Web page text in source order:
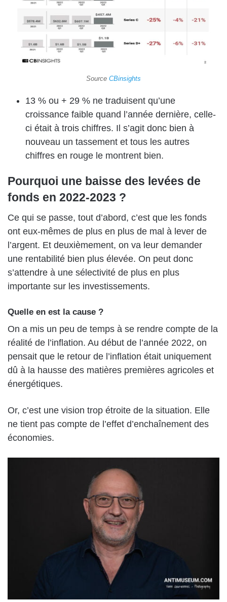
Source CBinsights
13 % ou + 29 % ne traduisent qu’une
croissance faible quand l’année dernière, celle-
ci était à trois chiffres. Il s’agit donc bien à
nouveau un tassement et tous les autres
chiffres en rouge le montrent bien.
Pourquoi une baisse des levées de
fonds en 2022-2023 ?
Ce qui se passe, tout d’abord, c’est que les fonds
ont eux-mêmes de plus en plus de mal à lever de
l’argent. Et deuxièmement, on va leur demander
une rentabilité bien plus élevée. On peut donc
s’attendre à une sélectivité de plus en plus
importante sur les investissements.
Quelle en est la cause ?
On a mis un peu de temps à se rendre compte de la
réalité de l’inflation. Au début de l’année 2022, on
pensait que le retour de l’inflation était uniquement
dû à la hausse des matières premières agricoles et
énergétiques.
Or, c’est une vision trop étroite de la situation. Elle
ne tient pas compte de l’effet d’enchaînement des
économies.